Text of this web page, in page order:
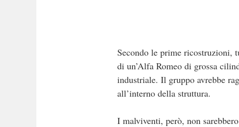
Secondo le prime ricostruzioni,
di un’Alfa Romeo di grossa
industriale. Il gruppo avrebbe
all’interno della struttura.
I malviventi, però, non